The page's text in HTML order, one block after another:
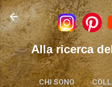
Passa ai
Alla ricerca
CHI SONO